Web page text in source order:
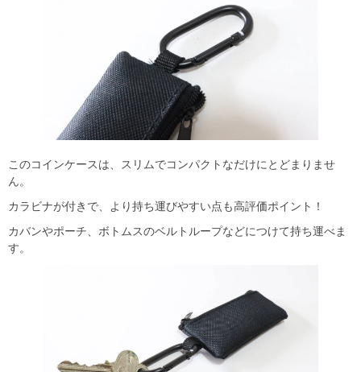
このコインケースは、スリムでコンパクトなだけにとどまりませ
ん。
カラビナが付きで、より持ち運びやすい点も高評価ポイント！
カバンやポーチ、ボトムスのベルトループなどにつけて持ち運べま
す。